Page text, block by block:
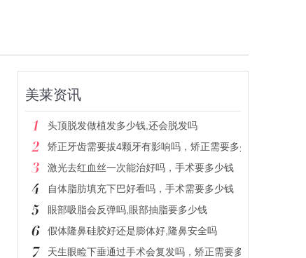
美莱资讯
头顶脱发做植发多少钱,还会脱发吗
矫正牙齿需要拔4颗牙有影响吗，矫正需要多少钱
激光去红血丝一次能治好吗，手术要多少钱
自体脂肪填充下巴好看吗，手术需要多少钱
眼部吸脂会反弹吗,眼部抽脂要多少钱
假体隆鼻硅胶好还是膨体好,隆鼻安全吗